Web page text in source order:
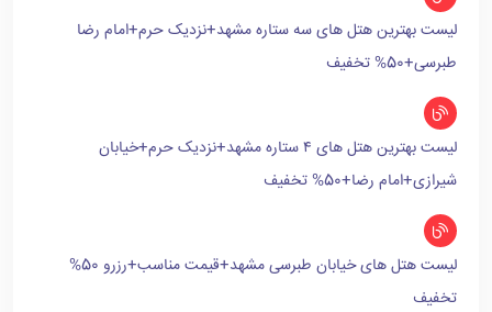
لیست بهترین هتل های سه ستاره مشهد+نزدیک حرم+امام رضا
طبرسی+50% تخفیف
لیست بهترین هتل های ۴ ستاره مشهد+نزدیک حرم+خیابان
شیرازی+امام رضا+50% تخفیف
لیست هتل های خیابان طبرسی مشهد+قیمت مناسب+رزرو 50%
تخفیف